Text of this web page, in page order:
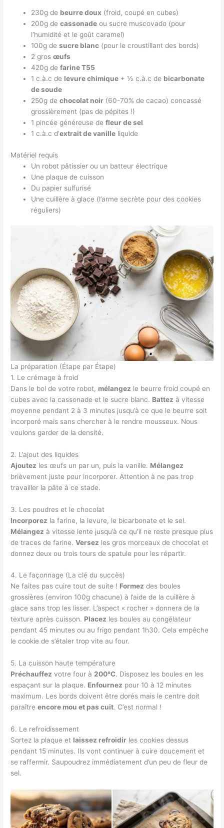
230g de beurre doux (froid, coupé en cubes)
200g decassonade ou sucre muscovado (pour
l’humidité et le goût caramel)
100g desucre blanc (pour le croustillant des bords)
2 grosœufs
420g defarine T55
1 c.à.c de levure chimique + ½ c.à.c de bicarbonate
de soude
250g dechocolat noir (60-70% de cacao) concassé
grossièrement (pas de pépites !)
1 pincée généreuse defleur de sel
1 c.à.c d’extrait de vanille liquide
Matériel requis
Un robot pâtissier ou un batteur électrique
Une plaque de cuisson
Du papier sulfurisé
Une cuillère à glace (l’arme secrète pour des cookies
réguliers)
La préparation (Étape par Étape)
1. Le crémage à froid
Dans le bol de votre robot, mélangez le beurre froid coupé en
cubes avec la cassonade et le sucre blanc. Battez à vitesse
moyenne pendant 2 à 3 minutes jusqu’à ce que le beurre soit
incorporé mais sans chercher à le rendre mousseux. Nous
voulons garder de la densité.
2. L’ajout des liquides
Ajoutez les œufs un par un, puis la vanille. Mélangez
brièvement juste pour incorporer. Attention à ne pas trop
travailler la pâte à ce stade.
3. Les poudres et le chocolat
Incorporez la farine, la levure, le bicarbonate et le sel.
Mélangez à vitesse lente jusqu’à ce qu’il ne reste presque plus
de traces de farine.Versez les gros morceaux de chocolat et
donnez deux ou trois tours de spatule pour les répartir.
4. Le façonnage (La clé du succès)
Ne faites pas cuire tout de suite ! Formez des boules
grossières (environ 100g chacune) à l’aide de la cuillère à
glace sans trop les lisser. L’aspect « rocher » donnera de la
texture après cuisson. Placez les boules au congélateur
pendant 45 minutes ou au frigo pendant 1h30. Cela empêche
le cookie de s’étaler trop vite au four.
5. La cuisson haute température
Préchauffez votre four à200°C. Disposez les boules en les
espaçant sur la plaque. Enfournez pour 10 à 12 minutes
maximum. Les bords doivent être dorés mais le centre doit
paraîtreencore mou et pas cuit. C’est normal !
6. Le refroidissement
Sortez la plaque et laissez refroidir les cookies dessus
pendant 15 minutes. Ils vont continuer à cuire doucement et
se raffermir. Saupoudrez immédiatement d’un peu de fleur de
sel.